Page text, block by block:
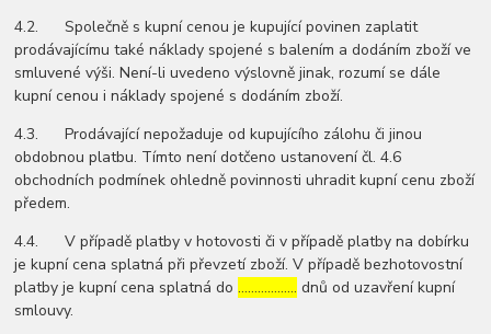
4.2. Společně s kupní cenou je kupující povinen zaplatit
prodávajícímu také náklady spojené s balením a dodáním zboží ve
smluvené výši. Není-li uvedeno výslovně jinak, rozumí se dále
kupní cenou i náklady spojené s dodáním zboží.
4.3. Prodávající nepožaduje od kupujícího zálohu či jinou
obdobnou platbu. Tímto není dotčeno ustanovení čl. 4.6
obchodních podmínek ohledně povinnosti uhradit kupní cenu zboží
předem.
4.4. V případě platby v hotovosti či v případě platby na dobírku
je kupní cena splatná při převzetí zboží. V případě bezhotovostní
platby je kupní cena splatná do……………… dnů od uzavření kupní
smlouvy.